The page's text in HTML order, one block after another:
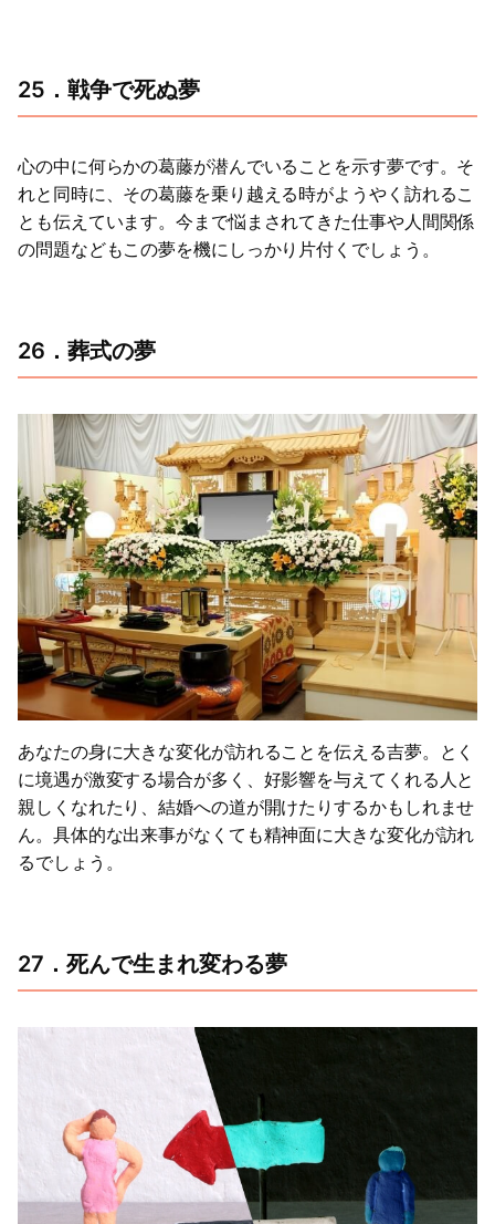
25．戦争で死ぬ夢
心の中に何らかの葛藤が潜んでいることを示す夢です。そ
れと同時に、その葛藤を乗り越える時がようやく訪れるこ
とも伝えています。今まで悩まされてきた仕事や人間関係
の問題などもこの夢を機にしっかり片付くでしょう。
26．葬式の夢
あなたの身に大きな変化が訪れることを伝える吉夢。とく
に境遇が激変する場合が多く、好影響を与えてくれる人と
親しくなれたり、結婚への道が開けたりするかもしれませ
ん。具体的な出来事がなくても精神面に大きな変化が訪れ
るでしょう。
27．死んで生まれ変わる夢